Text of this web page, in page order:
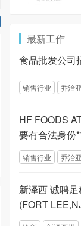
最新工作
食品批发公司
销售行业 乔治
HF FOODS
要有合法身份
销售行业 乔治
新泽西 诚聘
(FORT